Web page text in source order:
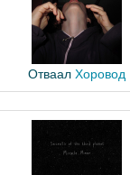
Отваал Хоровод